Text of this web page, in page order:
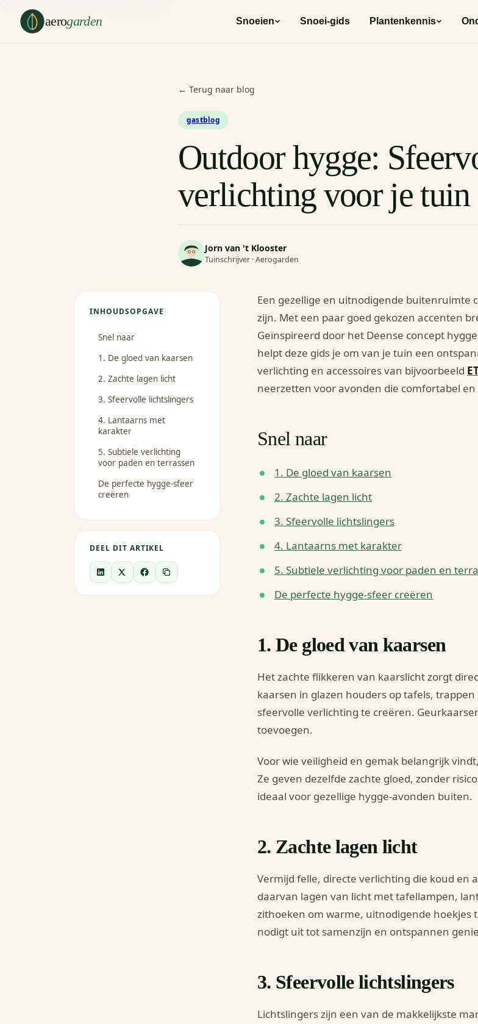
aerogarden Snoeien Snoei-gids Plantenkennis
← Terug naar blog
gastblog
Outdoor hygge:
verlichting voor je tuin
Jorn van 't Klooster
Tuinschrijver · Aerogarden
INHOUDSOPGAVE
Snel naar
1. De gloed van kaarsen
2. Zachte lagen licht
3. Sfeervolle lichtslingers
4. Lantaarns met
karakter
5. Subtiele verlichting
voor paden en terrassen
De perfecte hygge-sfeer
creëren
DEEL DIT ARTIKEL
Een gezellige en uitnodigende
zijn. Met een paar goed gekozen accenten
Geïnspireerd door het Deense concept
helpt deze gids je om van je tuin een
verlichting en accessoires van bijvoorbeeld
neerzetten voor avonden die comfortabel
Snel naar
1. De gloed van kaarsen
2. Zachte lagen licht
3. Sfeervolle lichtslingers
4. Lantaarns met karakter
5. Subtiele verlichting voor paden en
De perfecte hygge-sfeer creëren
1. De gloed van kaarsen
Het zachte flikkeren van kaarslicht zorgt
kaarsen in glazen houders op tafels,
sfeervolle verlichting te creëren.
toevoegen.
Voor wie veiligheid en gemak belangrijk
Ze geven dezelfde zachte gloed, zonder
ideaal voor gezellige hygge-avonden buiten.
2. Zachte lagen licht
Vermijd felle, directe verlichting die koud en
daarvan lagen van licht met tafellampen,
zithoeken om warme, uitnodigende hoekjes
nodigt uit tot samenzijn en ontspannen
3. Sfeervolle lichtslingers
Lichtslingers zijn een van de makkelijkste